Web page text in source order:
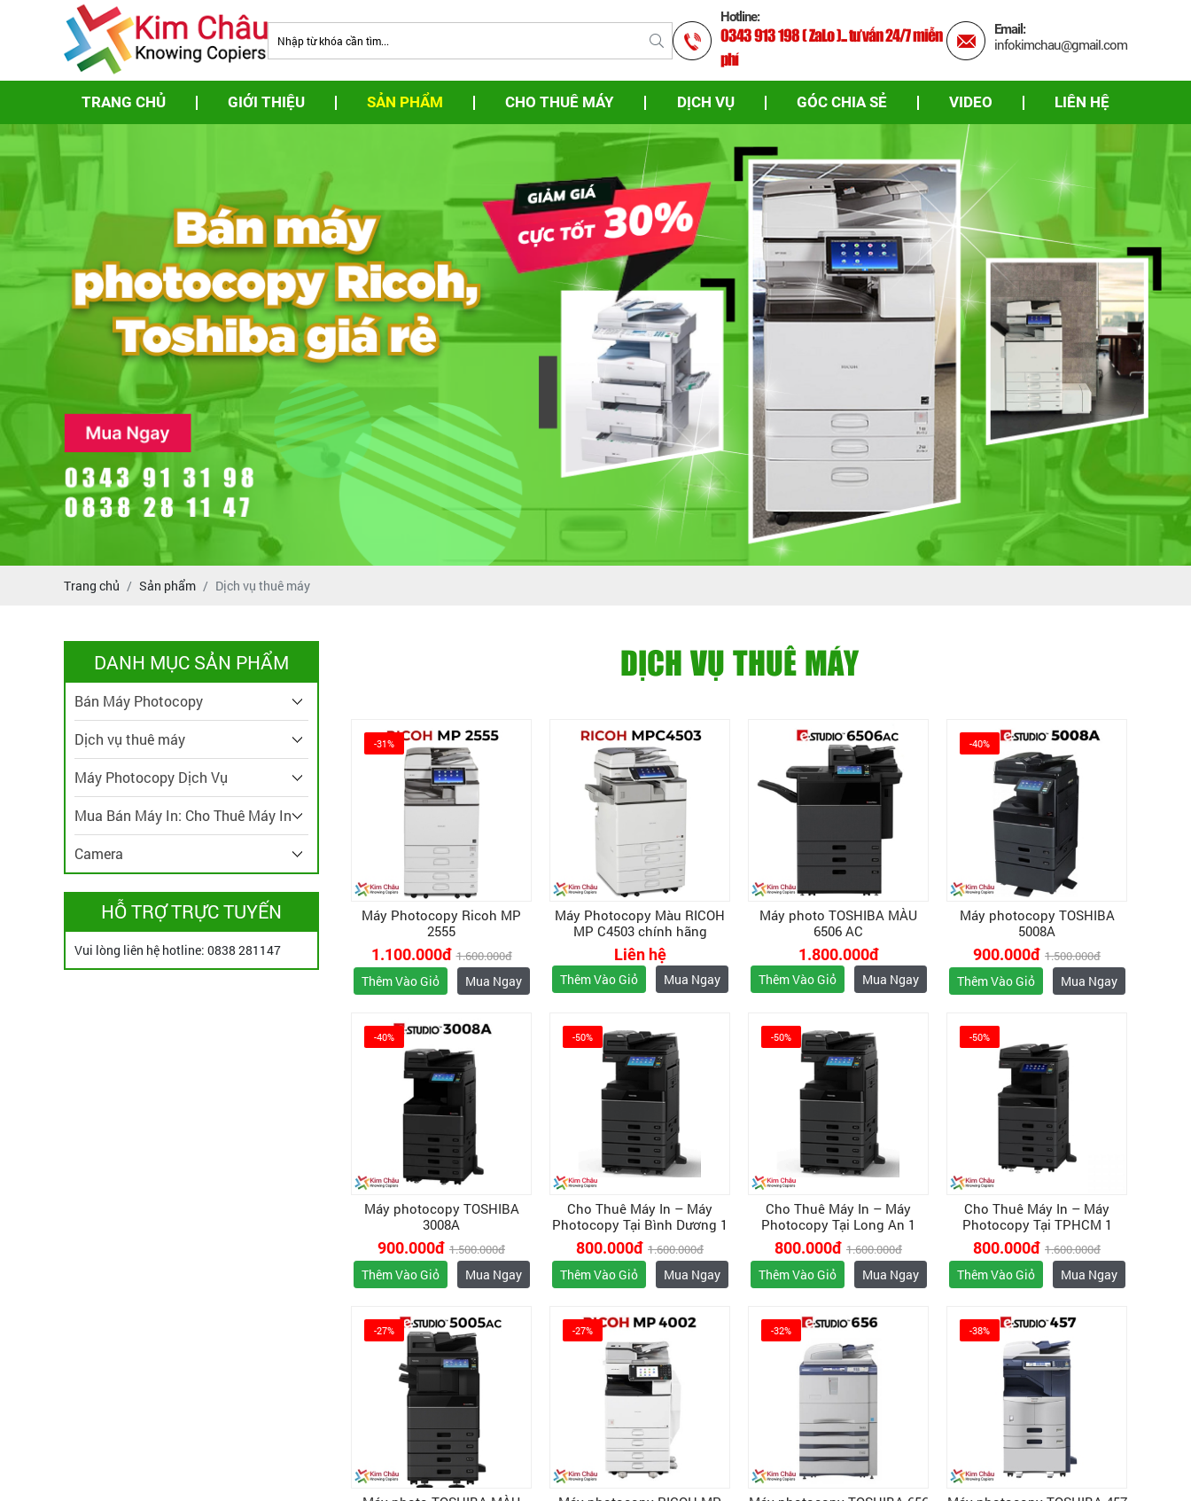
Hotline:
0343 913 198 ( ZaLo )... tư vấn 24/7 miễn
phí
Email:
infokimchau@gmail.com
TRANG CHỦ GIỚI THIỆU SẢN PHẨM CHO THUÊ MÁY DỊCH VỤ GÓC CHIA SẺ VIDEO LIÊN HỆ
Trang chủ Sản phẩm Dịch vụ thuê máy
DANH MỤC SẢN PHẨM
Bán Máy Photocopy
Dịch vụ thuê máy
Máy Photocopy Dịch Vụ
Mua Bán Máy In: Cho Thuê Máy In
Camera
HỖ TRỢ TRỰC TUYẾN
Vui lòng liên hệ hotline: 0838 281147
DỊCH VỤ THUÊ MÁY
Máy Photocopy Ricoh MP
2555
1.100.000đ 1.600.000đ
-31%
Thêm Vào Giỏ Mua Ngay
Máy Photocopy Màu RICOH
MP C4503 chính hãng
Liên hệ
Thêm Vào Giỏ Mua Ngay
Máy photo TOSHIBA MÀU
6506 AC
1.800.000đ
Thêm Vào Giỏ Mua Ngay
Máy photocopy TOSHIBA
5008A
900.000đ 1.500.000đ
-40%
Thêm Vào Giỏ Mua Ngay
Máy photocopy TOSHIBA
3008A
900.000đ 1.500.000đ
-40%
Thêm Vào Giỏ Mua Ngay
Cho Thuê Máy In – Máy
Photocopy Tại Bình Dương 1
800.000đ 1.600.000đ
-50%
Thêm Vào Giỏ Mua Ngay
Cho Thuê Máy In – Máy
Photocopy Tại Long An 1
800.000đ 1.600.000đ
-50%
Thêm Vào Giỏ Mua Ngay
Cho Thuê Máy In – Máy
Photocopy Tại TPHCM 1
800.000đ 1.600.000đ
-50%
Thêm Vào Giỏ Mua Ngay
-27% -27% -32% -38%